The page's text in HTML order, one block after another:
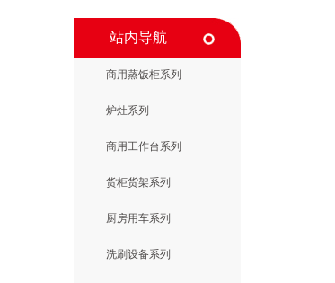
站内导航
商用蒸饭柜系列
炉灶系列
商用工作台系列
货柜货架系列
厨房用车系列
洗刷设备系列